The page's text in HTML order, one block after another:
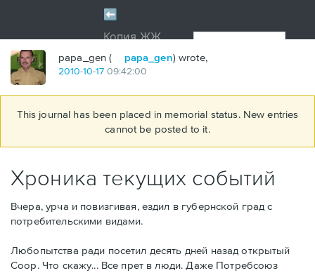
papa_gen ( papa_gen) wrote,
2010-10-17 09:42:00
This journal has been placed in memorial status. New entries
cannot be posted to it.
Хроника текущих событий
Вчера, урча и повизгивая, ездил в губернской град с
потребительскими видами.
Любопытства ради посетил десять дней назад открытый
Coop. Что скажу... Все прет в люди. Даже Потребсоюз